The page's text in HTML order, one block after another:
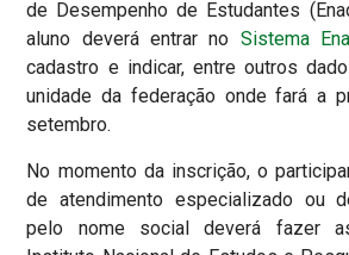
de Desempenho de Estudantes
aluno deverá entrar no Sistema
cadastro e indicar, entre outros
unidade da federação onde fará a
setembro.
No momento da inscrição, o
de atendimento especializado ou
pelo nome social deverá fazer